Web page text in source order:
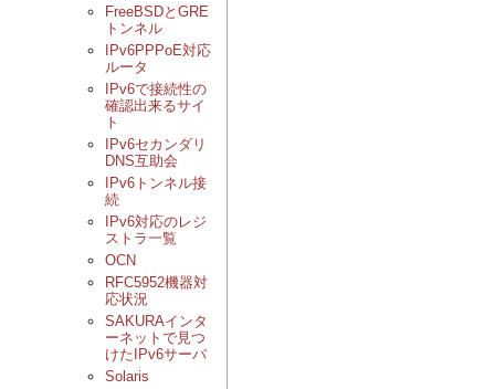
FreeBSDとGRE
トンネル
IPv6PPPoE対応
ルータ
IPv6で接続性の
確認出来るサイ
ト
IPv6セカンダリ
DNS互助会
IPv6トンネル接
続
IPv6対応のレジ
ストラ一覧
OCN
RFC5952機器対
応状況
SAKURAインタ
ーネットで見つ
けたIPv6サーバ
Solaris